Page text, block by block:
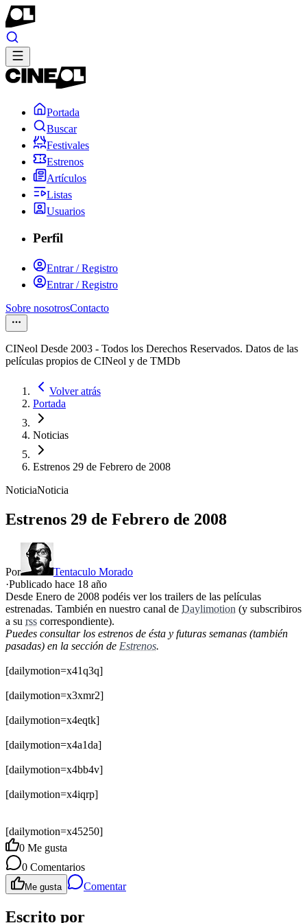
Portada
Buscar
Festivales
Estrenos
Artículos
Listas
Usuarios
Perfil
Entrar / Registro
Entrar / Registro
Sobre nosotrosContacto
CINeol Desde 2003 - Todos los Derechos Reservados. Datos de las
películas propios de CINeol y de TMDb
Volver atrás
Portada
Noticias
Estrenos 29 de Febrero de 2008
NoticiaNoticia
Estrenos 29 de Febrero de 2008
Por
Tentaculo Morado
·Publicado hace 18 año
Desde Enero de 2008 podéis ver los trailers de las películas
estrenadas. También en nuestro canal de Daylimotion (y subscribiros
a su rss correspondiente).
Puedes consultar los estrenos de ésta y futuras semanas (también
pasadas) en la sección de Estrenos.
[dailymotion=x41q3q]
[dailymotion=x3xmr2]
[dailymotion=x4eqtk]
[dailymotion=x4a1da]
[dailymotion=x4bb4v]
[dailymotion=x4iqrp]
[dailymotion=x45250]
0 Me gusta
0 Comentarios
Me gusta Comentar
Escrito por